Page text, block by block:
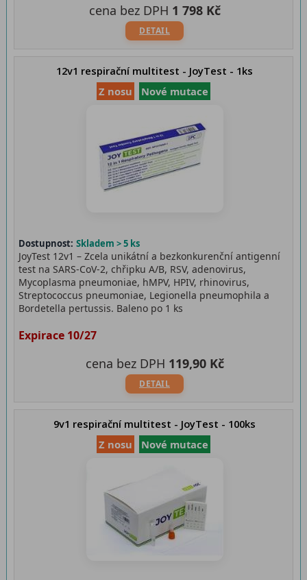
DETAIL
cena bez DPH 1 798 Kč
12v1 respirační multitest - JoyTest - 1ks
Z nosu
Nové mutace
Dostupnost: Skladem > 5 ks
JoyTest 12v1 – Zcela unikátní a bezkonkurenční antigenní
test na SARS-CoV-2, chřipku A/B, RSV, adenovirus,
Mycoplasma pneumoniae, hMPV, HPIV, rhinovirus,
Streptococcus pneumoniae, Legionella pneumophila a
Bordetella pertussis. Baleno po 1 ks
Expirace 10/27
DETAIL
cena bez DPH 119,90 Kč
9v1 respirační multitest - JoyTest - 100ks
Z nosu
Nové mutace